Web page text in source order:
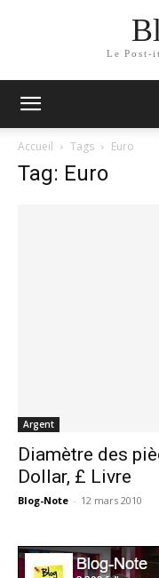
Le Post-
Accueil Tags Euro
Tag: Euro
Argent
Diamètre des
Dollar, £ Livre
Blog-Note - 12 mars 2010